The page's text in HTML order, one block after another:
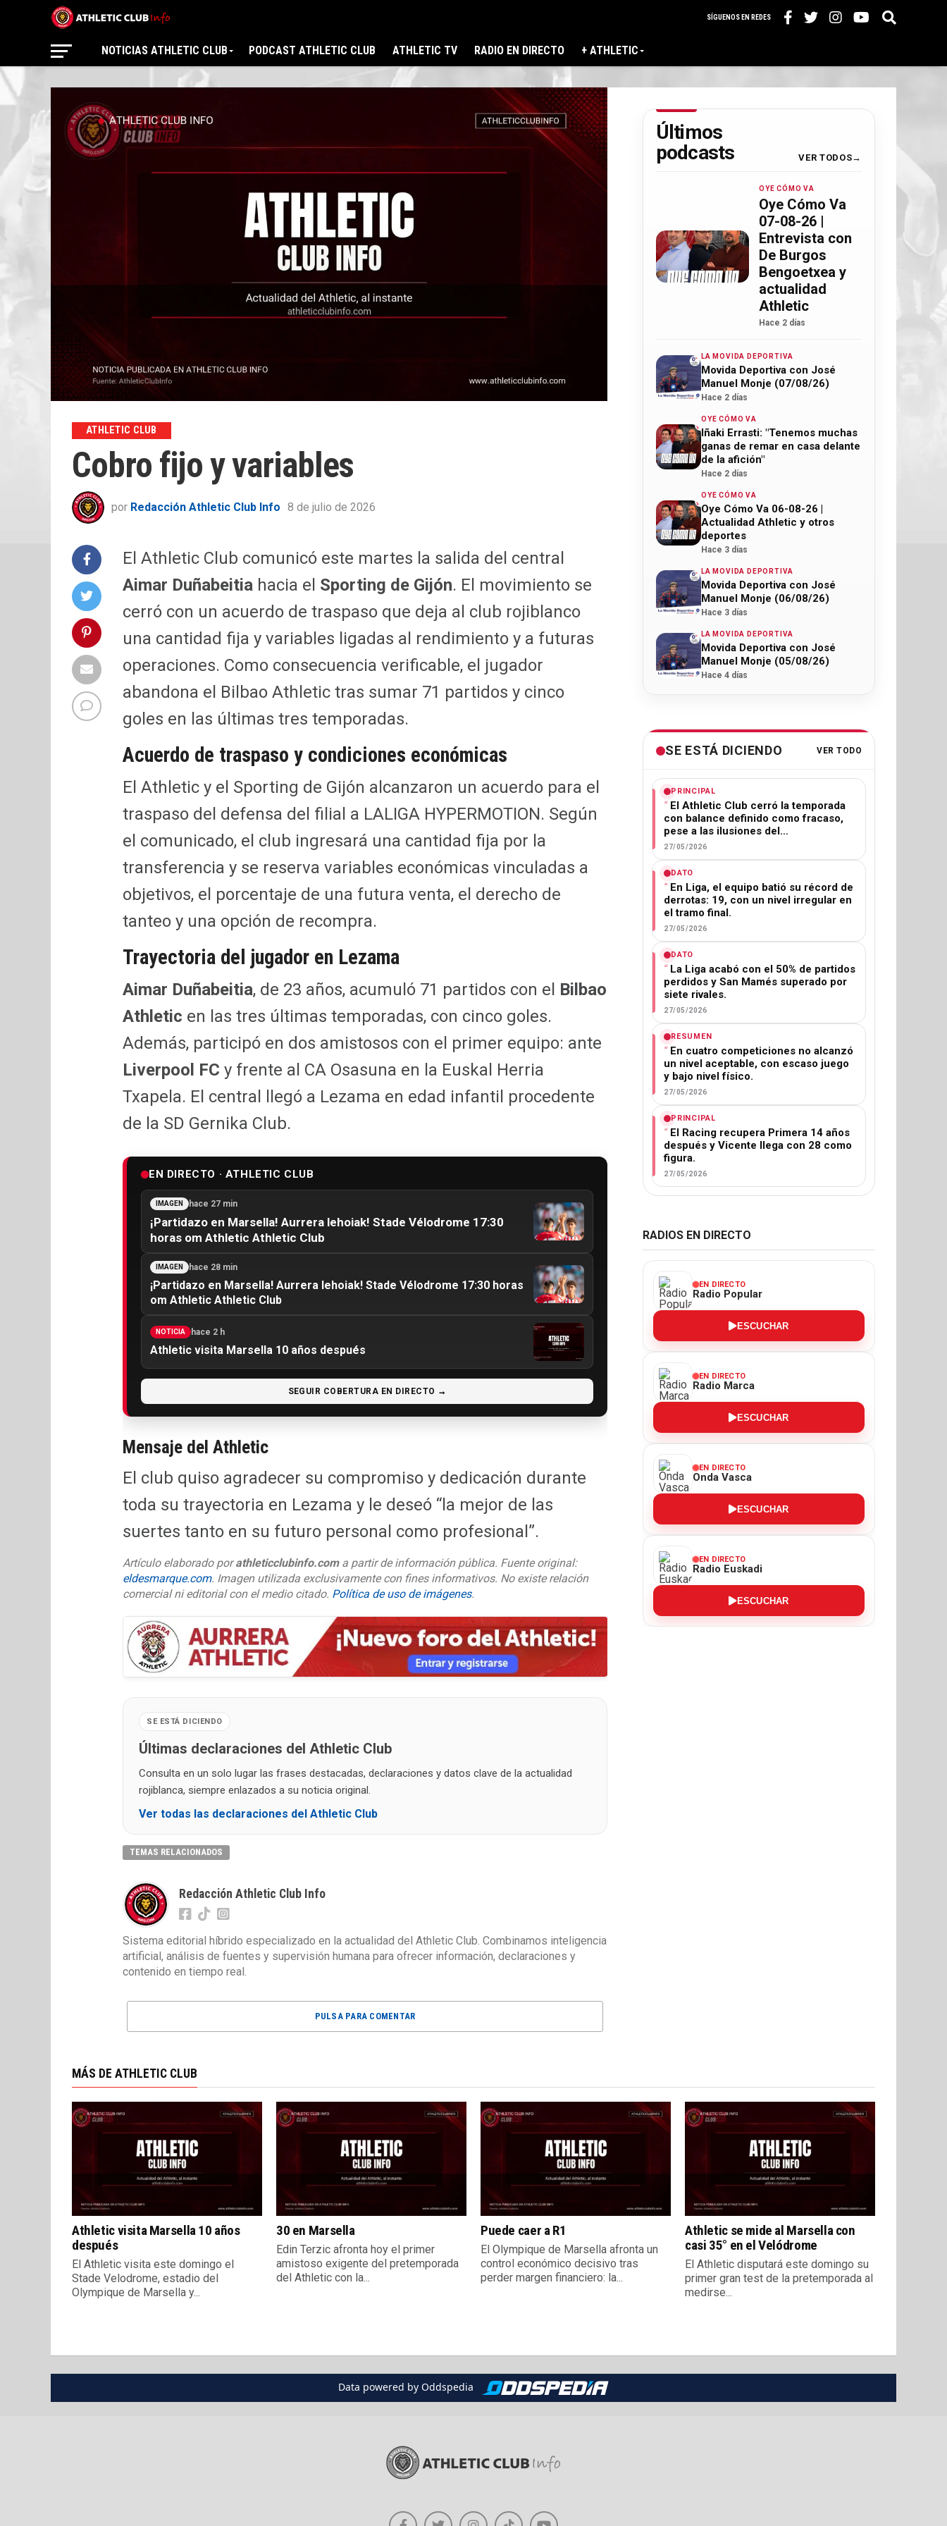
SÍGUENOS EN REDES
NOTICIAS ATHLETIC CLUB PODCAST ATHLETIC CLUB ATHLETIC TV RADIO EN DIRECTO + ATHLETIC
ATHLETIC CLUB
Cobro fijo y variables
por Redacción Athletic Club Info 8 de julio de 2026
El Athletic Club comunicó este martes la salida del central
Aimar Duñabeitia hacia el Sporting de Gijón. El movimiento se
cerró con un acuerdo de traspaso que deja al club rojiblanco
una cantidad fija y variables ligadas al rendimiento y a futuras
operaciones. Como consecuencia verificable, el jugador
abandona el Bilbao Athletic tras sumar 71 partidos y cinco
goles en las últimas tres temporadas.
Acuerdo de traspaso y condiciones económicas
El Athletic y el Sporting de Gijón alcanzaron un acuerdo para el
traspaso del defensa del filial a LALIGA HYPERMOTION. Según
el comunicado, el club ingresará una cantidad fija por la
transferencia y se reserva variables económicas vinculadas a
objetivos, el porcentaje de una futura venta, el derecho de
tanteo y una opción de recompra.
Trayectoria del jugador en Lezama
Aimar Duñabeitia, de 23 años, acumuló 71 partidos con el Bilbao
Athletic en las tres últimas temporadas, con cinco goles.
Además, participó en dos amistosos con el primer equipo: ante
Liverpool FC y frente al CA Osasuna en la Euskal Herria
Txapela. El central llegó a Lezama en edad infantil procedente
de la SD Gernika Club.
EN DIRECTO · ATHLETIC CLUB
IMAGEN hace 27 min
¡Partidazo en Marsella! Aurrera lehoiak! Stade Vélodrome 17:30
horas om Athletic Athletic Club
IMAGEN hace 28 min
¡Partidazo en Marsella! Aurrera lehoiak! Stade Vélodrome 17:30 horas
om Athletic Athletic Club
NOTICIA hace 2 h
Athletic visita Marsella 10 años después
SEGUIR COBERTURA EN DIRECTO →
Mensaje del Athletic
El club quiso agradecer su compromiso y dedicación durante
toda su trayectoria en Lezama y le deseó “la mejor de las
suertes tanto en su futuro personal como profesional”.
Artículo elaborado porathleticclubinfo.coma partir de información pública. Fuente original:
eldesmarque.com. Imagen utilizada exclusivamente con fines informativos. No existe relación
comercial ni editorial con el medio citado. Política de uso de imágenes.
SE ESTÁ DICIENDO
Últimas declaraciones del Athletic Club
Consulta en un solo lugar las frases destacadas, declaraciones y datos clave de la actualidad
rojiblanca, siempre enlazados a su noticia original.
Ver todas las declaraciones del Athletic Club
TEMAS RELACIONADOS
Redacción Athletic Club Info
Sistema editorial híbrido especializado en la actualidad del Athletic Club. Combinamos inteligencia
artificial, análisis de fuentes y supervisión humana para ofrecer información, declaraciones y
contenido en tiempo real.
PULSA PARA COMENTAR
Últimos
podcasts
VER TODOS
OYE CÓMO VA
Oye Cómo Va
07-08-26 |
Entrevista con
De Burgos
Bengoetxea y
actualidad
Athletic
Hace 2 días
LA MOVIDA DEPORTIVA
Movida Deportiva con José
Manuel Monje (07/08/26)
Hace 2 días
OYE CÓMO VA
Iñaki Errasti: "Tenemos muchas
ganas de remar en casa delante
de la afición"
Hace 2 días
OYE CÓMO VA
Oye Cómo Va 06-08-26 |
Actualidad Athletic y otros
deportes
Hace 3 días
LA MOVIDA DEPORTIVA
Movida Deportiva con José
Manuel Monje (06/08/26)
Hace 3 días
LA MOVIDA DEPORTIVA
Movida Deportiva con José
Manuel Monje (05/08/26)
Hace 4 días
SE ESTÁ DICIENDO VER TODO
PRINCIPAL
El Athletic Club cerró la temporada
con balance definido como fracaso,
pese a las ilusiones del…
27/05/2026
DATO
En Liga, el equipo batió su récord de
derrotas: 19, con un nivel irregular en
el tramo final.
27/05/2026
DATO
La Liga acabó con el 50% de partidos
perdidos y San Mamés superado por
siete rivales.
27/05/2026
RESUMEN
En cuatro competiciones no alcanzó
un nivel aceptable, con escaso juego
y bajo nivel físico.
27/05/2026
PRINCIPAL
El Racing recupera Primera 14 años
después y Vicente llega con 28 como
figura.
27/05/2026
RADIOS EN DIRECTO
EN DIRECTO
Radio Popular
ESCUCHAR
EN DIRECTO
Radio Marca
ESCUCHAR
EN DIRECTO
Onda Vasca
ESCUCHAR
EN DIRECTO
Radio Euskadi
ESCUCHAR
MÁS DE ATHLETIC CLUB
Athletic visita Marsella 10 años
después
El Athletic visita este domingo el
Stade Velodrome, estadio del
Olympique de Marsella y...
30 en Marsella
Edin Terzic afronta hoy el primer
amistoso exigente del pretemporada
del Athletic con la...
Puede caer a R1
El Olympique de Marsella afronta un
control económico decisivo tras
perder margen financiero: la...
Athletic se mide al Marsella con
casi 35° en el Velódrome
El Athletic disputará este domingo su
primer gran test de la pretemporada al
medirse...
Data powered by Oddspedia